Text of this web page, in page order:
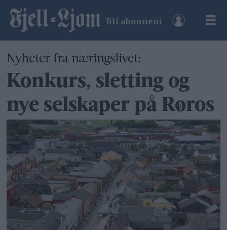
Bli abonnent
Nyheter fra næringslivet:
Konkurs, sletting og
nye selskaper på Røros